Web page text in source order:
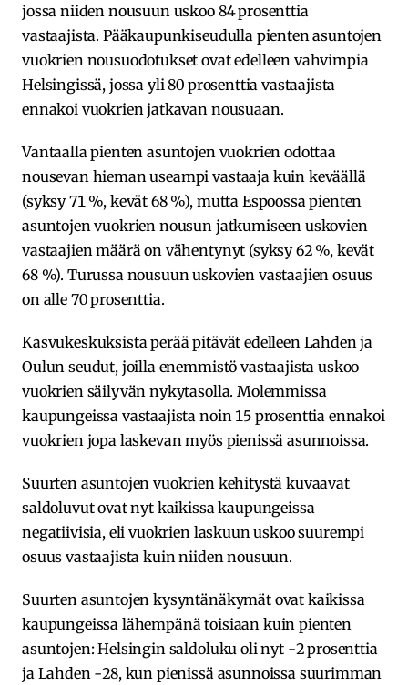
jossa niiden nousuun uskoo 84 prosenttia
vastaajista. Pääkaupunkiseudulla pienten asuntojen
vuokrien nousuodotukset ovat edelleen vahvimpia
Helsingissä, jossa yli 80 prosenttia vastaajista
ennakoi vuokrien jatkavan nousuaan.
Vantaalla pienten asuntojen vuokrien odottaa
nousevan hieman useampi vastaaja kuin keväällä
(syksy 71 %, kevät 68 %), mutta Espoossa pienten
asuntojen vuokrien nousun jatkumiseen uskovien
vastaajien määrä on vähentynyt (syksy 62 %, kevät
68 %). Turussa nousuun uskovien vastaajien osuus
on alle 70 prosenttia.
Kasvukeskuksista perää pitävät edelleen Lahden ja
Oulun seudut, joilla enemmistö vastaajista uskoo
vuokrien säilyvän nykytasolla. Molemmissa
kaupungeissa vastaajista noin 15 prosenttia ennakoi
vuokrien jopa laskevan myös pienissä asunnoissa.
Suurten asuntojen vuokrien kehitystä kuvaavat
saldoluvut ovat nyt kaikissa kaupungeissa
negatiivisia, eli vuokrien laskuun uskoo suurempi
osuus vastaajista kuin niiden nousuun.
Suurten asuntojen kysyntänäkymät ovat kaikissa
kaupungeissa lähempänä toisiaan kuin pienten
asuntojen: Helsingin saldoluku oli nyt -2 prosenttia
ja Lahden -28, kun pienissä asunnoissa suurimman